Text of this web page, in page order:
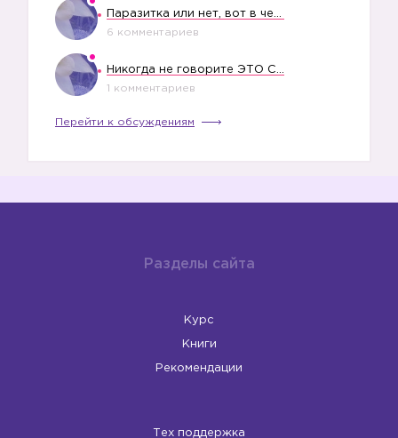
6 комментариев
1 комментариев
Перейти к обсуждениям
Разделы сайта
Курс
Книги
Рекомендации
Тех поддержка